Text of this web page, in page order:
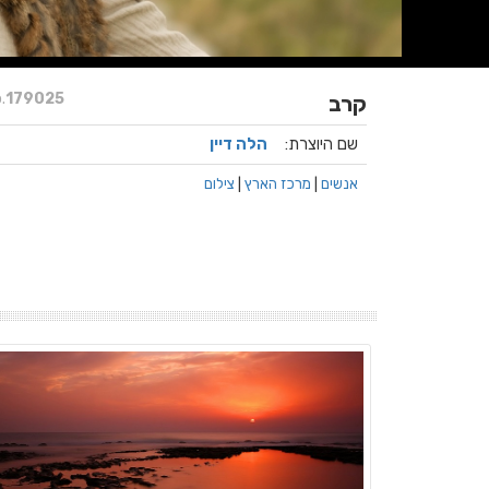
179025 קרב
שם היוצרת: הלה דיין
אנשים מרכז הארץ צילום